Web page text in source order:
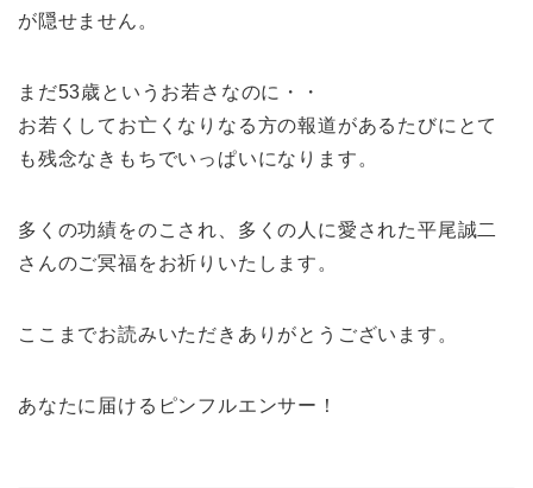
が隠せません。
まだ53歳というお若さなのに・・
お若くしてお亡くなりなる方の報道があるたびにとて
も残念なきもちでいっぱいになります。
多くの功績をのこされ、多くの人に愛された平尾誠二
さんのご冥福をお祈りいたします。
ここまでお読みいただきありがとうございます。
あなたに届けるピンフルエンサー！